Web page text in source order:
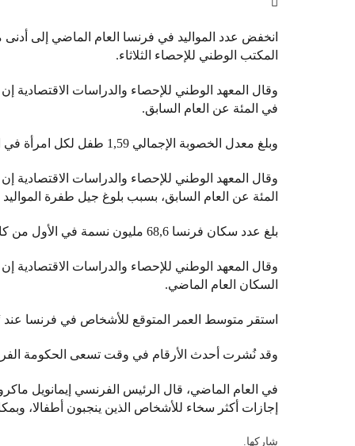
المكتب الوطني للإحصاء الثلاثاء.
في المئة عن العام السابق.
وبلغ معدل الخصوبة الإجمالي 1,59 طفل لكل امرأة في البر الرئيسي الفرنسي، وهو أدنى مستوى له منذ أكثر من قرن.
المئة عن العام السابق، بسبب بلوغ جيل طفرة
بلغ عدد سكان فرنسا 68,6 مليون نسمة في الأول من كانون الثاني/يناير 2025، بزيادة 0,25 في المئة خلال عام.
السكان العام الماضي.
استقر متوسط العمر المتوقع للأشخاص في فرنسا عند “مستوى مرتفع
وقد نُشرت أحدث الأرقام في وقت تسعى الحكومة
في العام الماضي، قال الرئيس الفرنسي إيمانويل
إجازات أكثر سخاء للأشخاص الذين ينجبون أطفالا،
شاركها.